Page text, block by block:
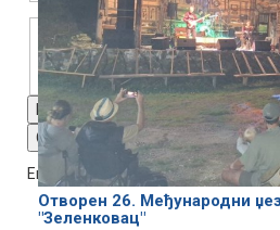
Font Family
Reset restore all settings to the
Close Modal Dialog
End of dialog window.
Отворен 26. Међународни
"Зеленковац"